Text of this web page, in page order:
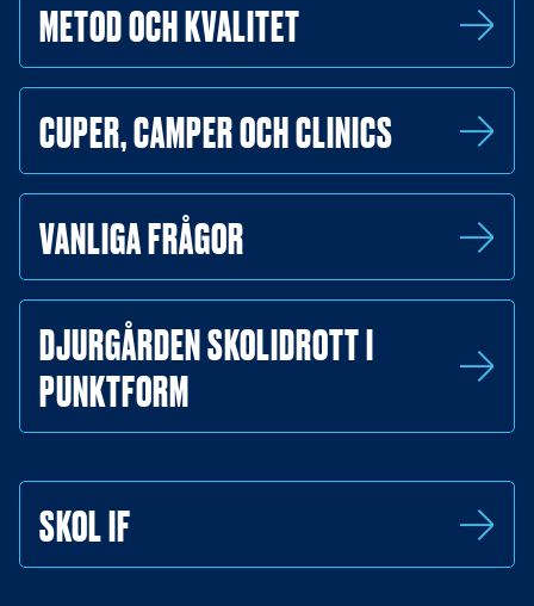
METOD OCH KVALITET
CUPER, CAMPER OCH CLINICS
VANLIGA FRÅGOR
DJURGÅRDEN SKOLIDROTT I
PUNKTFORM
SKOL IF